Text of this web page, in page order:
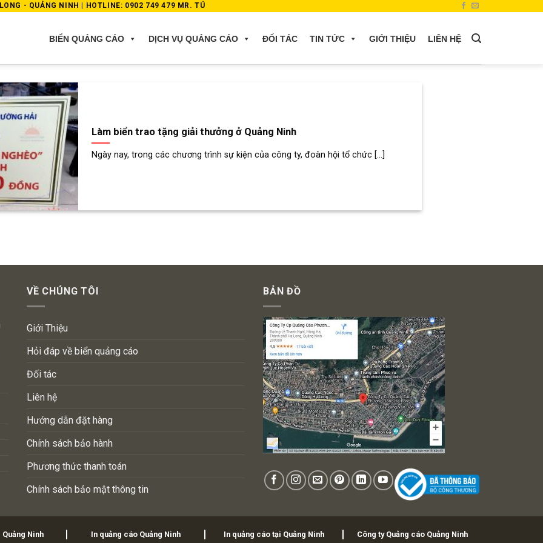
- QUẢNG NINH | HOTLINE: 0902 749 479 MR. TÚ
BIỂN QUẢNG CÁO DỊCH VỤ QUẢNG CÁO ĐỐI TÁC TIN TỨC GIỚI THIỆU LIÊN HỆ
Làm biển trao tặng giải thưởng ở Quảng Ninh
Ngày nay, trong các chương trình sự kiện của công ty, đoàn hội tổ chức [...]
VỀ CHÚNG TÔI
Giới Thiệu
Hỏi đáp về biển quảng cáo
Đối tác
Liên hệ
Hướng dẫn đặt hàng
Chính sách bảo hành
Phương thức thanh toán
Chính sách bảo mật thông tin
BẢN ĐỒ
Ninh In quảng cáo Quảng Ninh In quảng cáo tại Quảng Ninh Công ty Quảng cáo Quảng Ninh